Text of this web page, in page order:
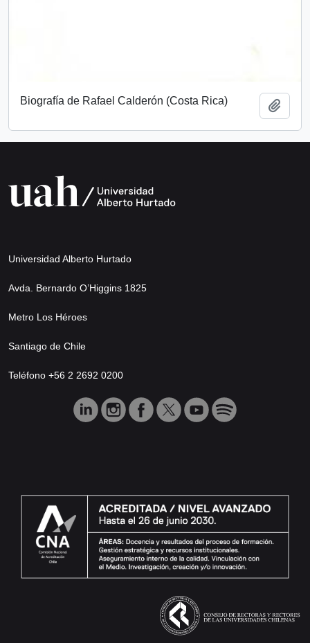
Biografía de Rafael Calderón (Costa Rica)
Universidad Alberto Hurtado
Avda. Bernardo O’Higgins 1825
Metro Los Héroes
Santiago de Chile
Teléfono +56 2 2692 0200